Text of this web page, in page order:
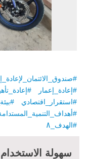
#إعادة_إعمار
#استقرار_اقتصادي
#الهدف_8
سهولة الاستخدام
مبادرة متعددة القطاعات
الثانية
العاشرة